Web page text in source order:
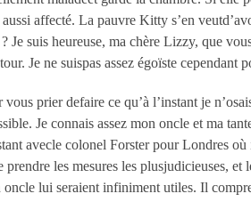
affecté. La pauvre Kitty s’en
Je suis heureuse, ma chère Lizzy, que
Je ne suispas assez égoïste
prier defaire ce qu’à l’instant je
Je connais assez mon oncle et ma
avecle colonel Forster pour Londres
prendre les mesures les plusjudicieuses,
oncle lui seraient infiniment utiles. Il